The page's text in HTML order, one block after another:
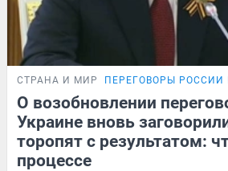
СТРАНА И МИР ПЕРЕГОВОРЫ РОССИИ
О возобновлении
Украине вновь
торопят с результатом:
процессе